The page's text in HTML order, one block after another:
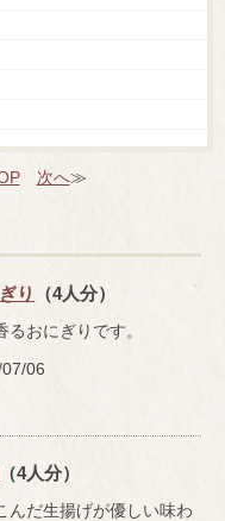
次へ≫
り （4人分）
るおにぎりです。
06
（4人分）
んだ生揚げが優しい味わ